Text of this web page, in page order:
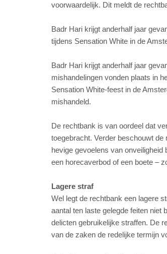
voorwaardelijk. Dit meldt de
Badr Hari krijgt anderhalf jaar
tijdens Sensation White in de
Badr Hari krijgt anderhalf jaar
mishandelingen vonden plaats in
Sensation White-feest in de
mishandeld.
De rechtbank is van oordeel dat
toegebracht. Verder beschouwt
hevige gevoelens van
een horecaverbod of een boete –
Lagere straf
Wel legt de rechtbank een lagere
aantal ten laste gelegde feiten
delicten gebruikelijke straffen. De
van de zaken de redelijke termijn